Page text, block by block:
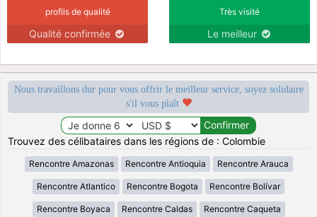
profils de qualité
Qualité confirmée
Très visité
Le meilleur
Nous travaillons dur pour vous offrir le meilleur service, soyez solidaire
s'il vous plaît
Trouvez des célibataires dans les régions de : Colombie
Rencontre Amazonas Rencontre Antioquia Rencontre Arauca
Rencontre Atlantico Rencontre Bogota Rencontre Bolívar
Rencontre Boyaca Rencontre Caldas Rencontre Caqueta